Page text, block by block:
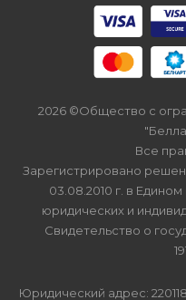
2026 ©Общество с
Все
Зарегистрировано
03.08.2010 г. в
юридических и
Свидетельство о
Юридический адрес: